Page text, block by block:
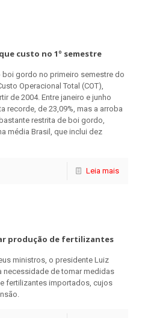
custo no 1º semestre
boi gordo no primeiro semestre do
Operacional Total (COT),
de 2004. Entre janeiro e junho
recorde, de 23,09%, mas a arroba
restrita de boi gordo,
média Brasil, que inclui dez
Leia mais
produção de fertilizantes
ministros, o presidente Luiz
necessidade de tomar medidas
fertilizantes importados, cujos